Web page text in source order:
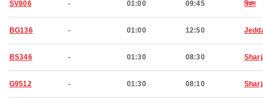
SV806 - 01:00 09:45 রিয়াদ
BG136 - 01:00 12:50
BS346 - 01:30 08:30
G9512 - 01:30 08:10